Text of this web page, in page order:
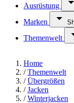
Ausrüstung
Marken
Themenwelt
Home
/ Themenwelt
/ Übergrößen
/ Jacken
/ Winterjacken